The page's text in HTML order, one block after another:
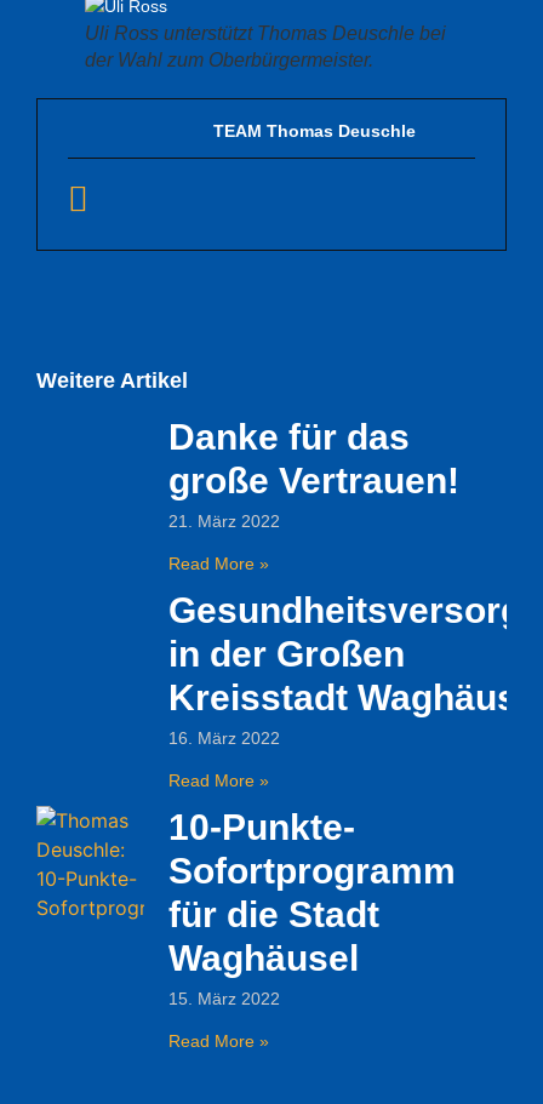
Uli Ross unterstützt Thomas Deuschle bei
der Wahl zum Oberbürgermeister.
TEAM Thomas Deuschle
Weitere Artikel
Danke für das
große Vertrauen!
21. März 2022
Read More »
in der Großen
Kreisstadt
16. März 2022
Read More »
10-Punkte-
Sofortprogramm
für die Stadt
Waghäusel
15. März 2022
Read More »